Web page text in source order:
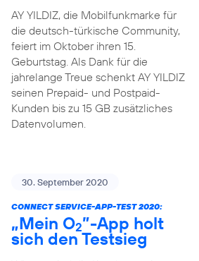
AY YILDIZ, die Mobilfunkmarke für
die deutsch-türkische Community,
feiert im Oktober ihren 15.
Geburtstag. Als Dank für die
jahrelange Treue schenkt AY YILDIZ
seinen Prepaid- und Postpaid-
Kunden bis zu 15 GB zusätzliches
Datenvolumen.
30. September 2020
CONNECT SERVICE-APP-TEST 2020:
„Mein O2”-App holt
sich den Testsieg